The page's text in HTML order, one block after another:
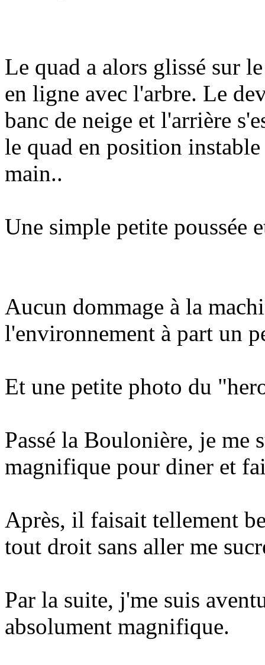
Le quad a alors glissé sur
en ligne avec l'arbre. Le
banc de neige et l'arrière
le quad en position
main..
Une simple petite poussée
Aucun dommage à la
l'environnement à part un
Et une petite photo du
Passé la Boulonière, je me
magnifique pour diner et
Après, il faisait tellement
tout droit sans aller me
Par la suite, j'me suis
absolument magnifique.